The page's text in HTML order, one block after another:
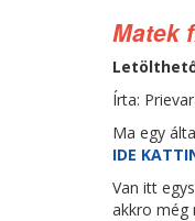
Matek
Írta:
Ma egy
IDE
Van itt
akkro még